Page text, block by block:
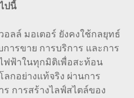
ปนี้
อลล์ มอเตอร์ ยังคงใช้กลยุทธ์
ารขาย การบริการ และการ
ฟฟ้าในทุกมิติเพื่อสะท้อน
กอย่างแท้จริง ผ่านการ
การสร้างไลฟ์สไตล์ของ